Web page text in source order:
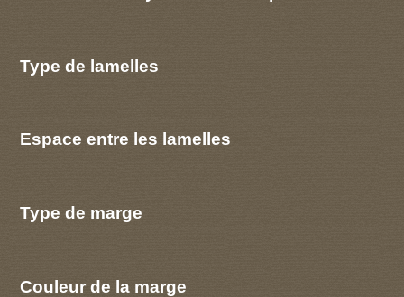
Type de lamelles
Espace entre les lamelles
Type de marge
Couleur de la marge